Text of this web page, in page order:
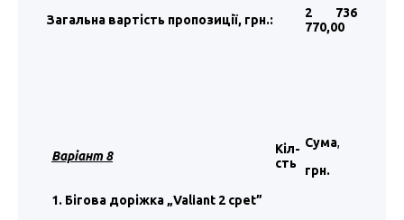
Загальна вартість пропозиції, грн.:
2 736
770,00
Варіант 8
Кіл-
сть
Сума,
грн.
1. Бігова доріжка „Valiant 2 cpet”